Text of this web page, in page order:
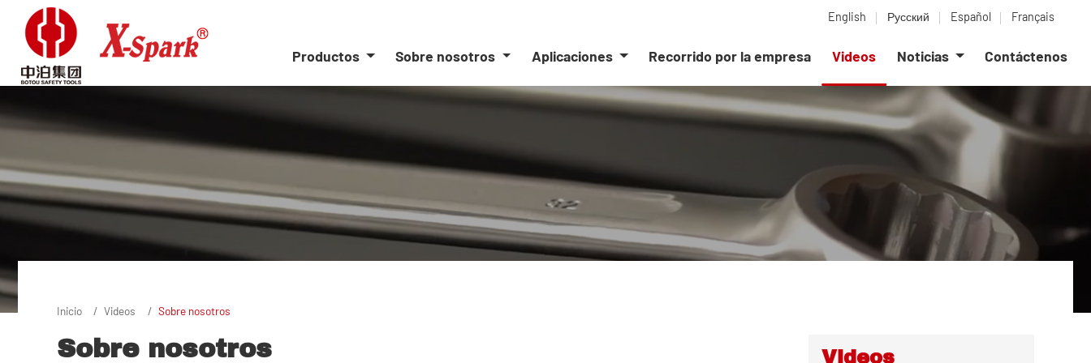
English Русский Español Français
Productos Sobre nosotros Aplicaciones Recorrido por la empresa Videos Noticias Contáctenos
Inicio Videos Sobre nosotros
Sobre nosotros Videos